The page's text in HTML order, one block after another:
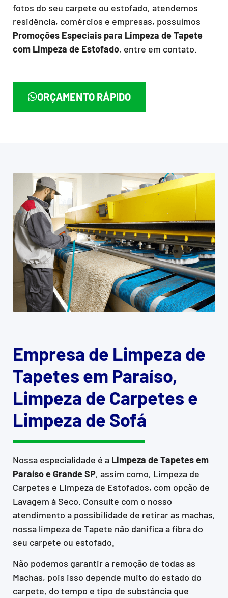
fotos do seu carpete ou estofado, atendemos
residência, comércios e empresas, possuímos
Promoções Especiais para Limpeza de Tapete
com Limpeza de Estofado, entre em contato.
ORÇAMENTO RÁPIDO
Empresa de Limpeza de
Tapetes em Paraíso,
Limpeza de Carpetes e
Limpeza de Sofá
Nossa especialidade é a Limpeza de Tapetes em
Paraíso e Grande SP, assim como, Limpeza de
Carpetes e Limpeza de Estofados, com opção de
Lavagem à Seco. Consulte com o nosso
atendimento a possibilidade de retirar as machas,
nossa limpeza de Tapete não danifica a fibra do
seu carpete ou estofado.
Não podemos garantir a remoção de todas as
Machas, pois isso depende muito do estado do
carpete, do tempo e tipo de substância que